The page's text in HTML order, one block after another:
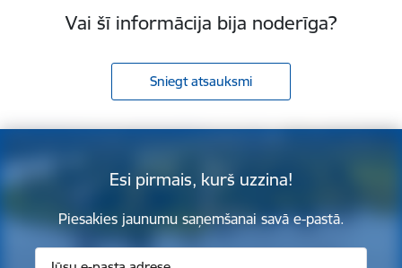
Vai šī informācija bija noderīga?
Sniegt atsauksmi
Esi pirmais, kurš uzzina!
Piesakies jaunumu saņemšanai savā e-pastā.